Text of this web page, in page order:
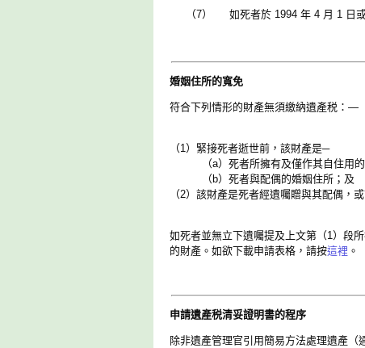
（7） 如死者於 1994 年 4 月 1 日
婚姻住所的寬免
符合下列情形的財產無須繳納遺產税：—
（1）緊接死者逝世前，該財產是─
（a）死者所擁有及僅作其自住用的
（b）死者與配偶的婚姻住所；及
（2）該財產是死者經遺囑贈與其配偶，
如死者並無立下遺囑提及上文第（1）段
的財產。如欲下載申請表格，請按這裡 。
申請遺產税清妥證明書的程序
除非遺產管理官引用簡易方法處理遺產